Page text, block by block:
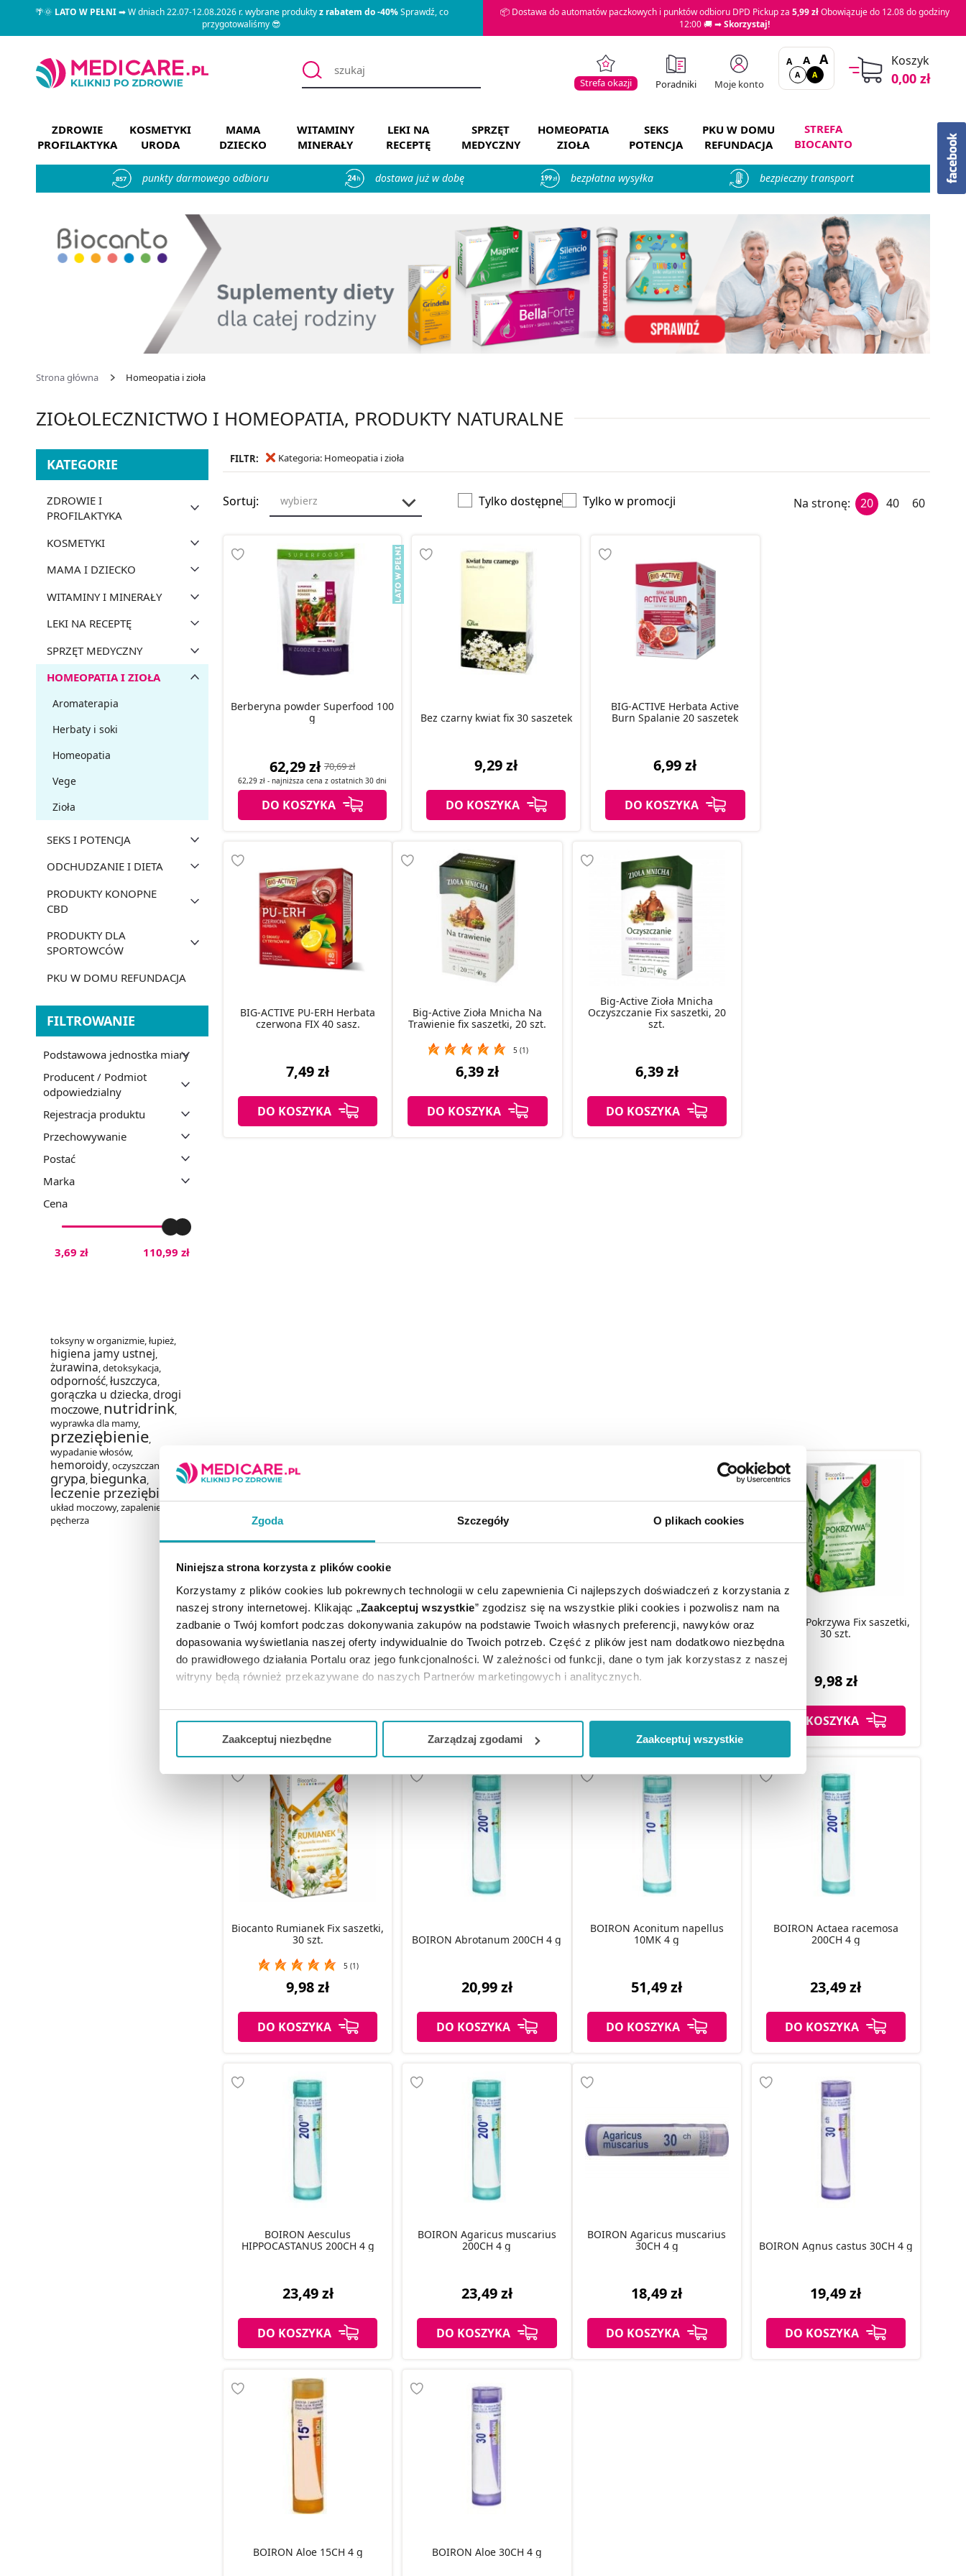
Zgoda Szczegóły O plikach cookies
Niniejsza strona korzysta z plików cookie
Korzystamy z plików cookies lub pokrewnych technologii w celu zapewnienia Ci najlepszych doświadczeń z korzystania z
naszej strony internetowej. Klikając „Zaakceptuj wszystkie” zgodzisz się na wszystkie pliki cookies i pozwolisz nam na
zadbanie o Twój komfort podczas dokonywania zakupów na podstawie Twoich własnych preferencji, nawyków oraz
dopasowania wyświetlania naszej oferty indywidualnie do Twoich potrzeb. Część z plików jest nam dodatkowo niezbędna
do prawidłowego działania Portalu oraz jego funkcjonalności. W zależności od funkcji, dane o tym jak korzystasz z naszej
witryny będą również przekazywane do naszych Partnerów marketingowych i analitycznych.
Jeżeli chcesz dostosować swoją zgodę i wybrać tylko niektóre dodatkowe funkcje, z którymi wiąże się zbieranie danych o
Ciebie danych, które nie są niezbędne dla funkcjonowania Strony. Będzie się to jednak wiązało z brakiem dostępu do
wszystkich funkcjonalności Strony.
Zaakceptuj niezbędne Zarządzaj zgodami Zaakceptuj wszystkie
🌴🌞LATO W PEŁNI➡ W dniach 22.07-12.08.2026 r. wybrane produktyz rabatem do -40%Sprawdź, co
przygotowaliśmy 😎
📦 Dostawa do automatów paczkowych i punktów odbioru DPD Pickup za 5,99 złObowiązuje do 12.08 do godziny
12:00 🚚 ➡Skorzystaj!
Strefa okazji Poradniki Moje konto
A A A
A A
Koszyk
0,00 zł
ZDROWIE
PROFILAKTYKA
KOSMETYKI
URODA
MAMA
DZIECKO
WITAMINY
MINERAŁY
LEKI NA
RECEPTĘ
SPRZĘT
MEDYCZNY
HOMEOPATIA
ZIOŁA
SEKS
POTENCJA
PKU W DOMU
REFUNDACJA
STREFA
BIOCANTO
857 punkty darmowego odbioru dostawa już w dobę bezpłatna wysyłka bezpieczny transport
Strona główna Homeopatia i zioła
ZIOŁOLECZNICTWO I HOMEOPATIA, PRODUKTY NATURALNE
KATEGORIE
ZDROWIE I
PROFILAKTYKA
KOSMETYKI
MAMA I DZIECKO
WITAMINY I MINERAŁY
LEKI NA RECEPTĘ
SPRZĘT MEDYCZNY
HOMEOPATIA I ZIOŁA
Aromaterapia
Herbaty i soki
Homeopatia
Vege
Zioła
SEKS I POTENCJA
ODCHUDZANIE I DIETA
PRODUKTY KONOPNE
CBD
PRODUKTY DLA
SPORTOWCÓW
PKU W DOMU REFUNDACJA
FILTROWANIE
Podstawowa jednostka miary
Producent / Podmiot
odpowiedzialny
Rejestracja produktu
Przechowywanie
Postać
Marka
Cena
3,69 zł 110,99 zł
toksyny w organizmie,łupież,
higiena jamy ustnej,
żurawina,detoksykacja,
odporność,łuszczyca,
gorączka u dziecka,drogi
moczowe, nutridrink,
wyprawka dla mamy,
przeziębienie,
wypadanie włosów,
hemoroidy,oczyszczanie
grypa, biegunka,
leczenie przeziębienia
układ moczowy,zapalenie
pęcherza
FILTR: Kategoria: Homeopatia i zioła
Sortuj: wybierz Tylko dostępne Tylko w promocji Na stronę: 20 40 60
Berberyna powder Superfood 100
g
62,29 zł 70,69 zł
62,29 zł - najniższa cena z ostatnich 30 dni
DO KOSZYKA
Bez czarny kwiat fix 30 saszetek
9,29 zł
DO KOSZYKA
BIG-ACTIVE Herbata Active
Burn Spalanie 20 saszetek
6,99 zł
DO KOSZYKA
BIG-ACTIVE PU-ERH Herbata
czerwona FIX 40 sasz.
7,49 zł
DO KOSZYKA
Big-Active Zioła Mnicha Na
Trawienie fix saszetki, 20 szt.
5 (1)
6,39 zł
DO KOSZYKA
Big-Active Zioła Mnicha
Oczyszczanie Fix saszetki, 20
szt.
6,39 zł
DO KOSZYKA
Biocanto Melisa Fix saszetki, 30
szt.
9,98 zł
DO KOSZYKA
Biocanto Mięta Fix saszetki, 30
szt.
9,98 zł
DO KOSZYKA
Biocanto Morwa biała Fix
saszetki, 30 szt.
10,98 zł
DO KOSZYKA
Biocanto Pokrzywa Fix saszetki,
30 szt.
9,98 zł
DO KOSZYKA
Biocanto Rumianek Fix saszetki,
30 szt.
5 (1)
9,98 zł
DO KOSZYKA
BOIRON Abrotanum 200CH 4 g
20,99 zł
DO KOSZYKA
BOIRON Aconitum napellus
10MK 4 g
51,49 zł
DO KOSZYKA
BOIRON Actaea racemosa
200CH 4 g
23,49 zł
DO KOSZYKA
BOIRON Aesculus
HIPPOCASTANUS 200CH 4 g
23,49 zł
DO KOSZYKA
BOIRON Agaricus muscarius
200CH 4 g
23,49 zł
DO KOSZYKA
BOIRON Agaricus muscarius
30CH 4 g
18,49 zł
DO KOSZYKA
BOIRON Agnus castus 30CH 4 g
19,49 zł
DO KOSZYKA
BOIRON Aloe 15CH 4 g BOIRON Aloe 30CH 4 g